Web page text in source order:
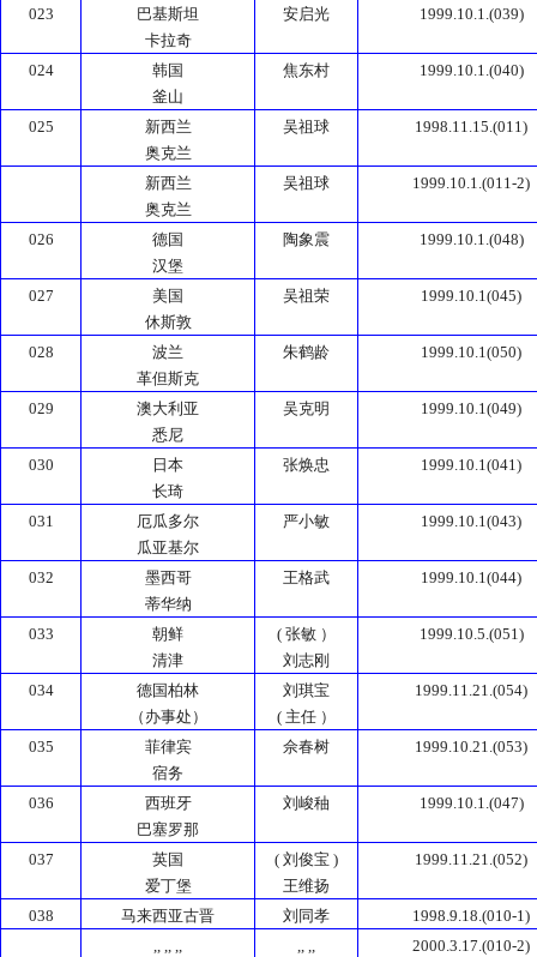
023
巴基斯坦
卡拉奇
安启光 1999.10.1.(039)
024
韩国
釜山
焦东村 1999.10.1.(040)
025
新西兰
奥克兰
吴祖球 1998.11.15.(011)
新西兰
奥克兰
吴祖球 1999.10.1.(011-2)
026
德国
汉堡
陶象震 1999.10.1.(048)
027
美国
休斯敦
吴祖荣 1999.10.1(045)
028
波兰
革但斯克
朱鹤龄 1999.10.1(050)
029
澳大利亚
悉尼
吴克明 1999.10.1(049)
030
日本
长琦
张焕忠 1999.10.1(041)
031
厄瓜多尔
瓜亚基尔
严小敏 1999.10.1(043)
032
墨西哥
蒂华纳
王格武 1999.10.1(044)
033
朝鲜
清津
( 张敏 ）
刘志刚
1999.10.5.(051)
034
德国柏林
（办事处）
刘琪宝
( 主任 ）
1999.11.21.(054)
035
菲律宾
宿务
佘春树 1999.10.21.(053)
036
西班牙
巴塞罗那
刘峻秞 1999.10.1.(047)
037
英国
爱丁堡
( 刘俊宝 )
王维扬
1999.11.21.(052)
038 马来西亚古晋 刘同孝
1998.9.18.(010-1)
,, ,, ,,
,, ,, 2000.3.17.(010-2)